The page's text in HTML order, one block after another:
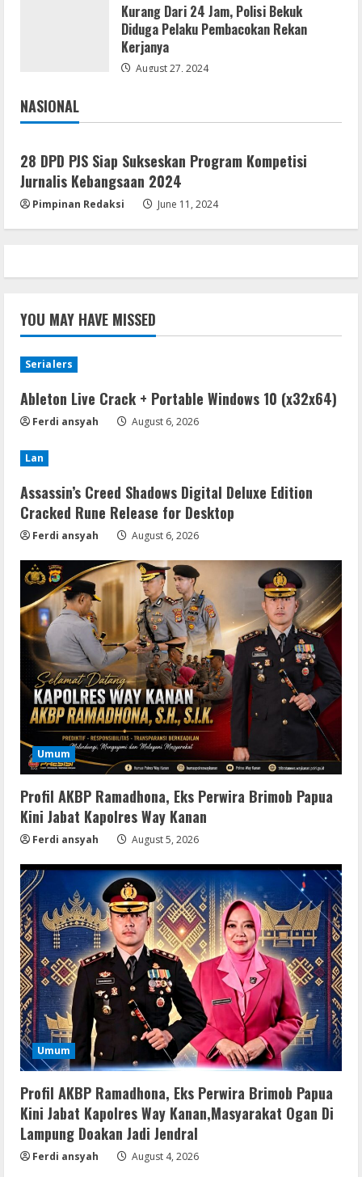
Umum
Profil AKBP Ramadhona, Eks Perwira
Brimob Papua Kini Jabat Kapolres Way
Kanan,Masyarakat Ogan Di Lampung
5
Umum
Kanan Apresiasi Prestasi Reva Radisya,
Putri Ferdiansyah, Lolos di Unila
Jurusan HI
August 4, 2026
Kurang Dari 24 Jam, Polisi Bekuk
Diduga Pelaku Pembacokan Rekan
Kerjanya
August 27, 2024
NASIONAL
Jakarta
28 DPD PJS Siap Sukseskan Program Kompetisi
Jurnalis Kebangsaan 2024
Pimpinan Redaksi June 11, 2024
YOU MAY HAVE MISSED
Serialers
Ableton Live Crack + Portable Windows 10 (x32x64)
Ferdi ansyah August 6, 2026
Lan
Assassin’s Creed Shadows Digital Deluxe Edition
Cracked Rune Release for Desktop
Ferdi ansyah August 6, 2026
Umum
Profil AKBP Ramadhona, Eks Perwira Brimob Papua
Kini Jabat Kapolres Way Kanan
Ferdi ansyah August 5, 2026
Umum
Profil AKBP Ramadhona, Eks Perwira Brimob Papua
Kini Jabat Kapolres Way Kanan,Masyarakat Ogan Di
Lampung Doakan Jadi Jendral
Ferdi ansyah August 4, 2026